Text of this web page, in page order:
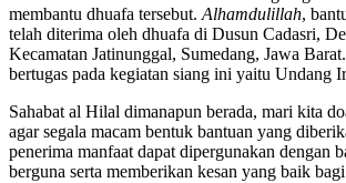
membantu dhuafa tersebut. Alhamdulillah,
telah diterima oleh dhuafa di Dusun Cadasri,
Kecamatan Jatinunggal, Sumedang, Jawa
bertugas pada kegiatan siang ini yaitu Undang
Sahabat al Hilal dimanapun berada, mari kita
agar segala macam bentuk bantuan yang
penerima manfaat dapat dipergunakan dengan
berguna serta memberikan kesan yang baik